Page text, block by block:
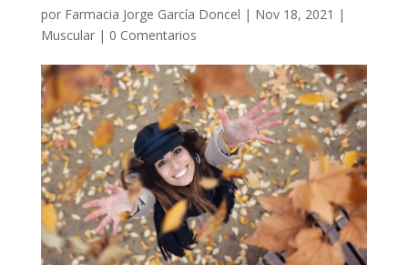
por Farmacia Jorge García Doncel | Nov 18, 2021 |
Muscular| 0 Comentarios